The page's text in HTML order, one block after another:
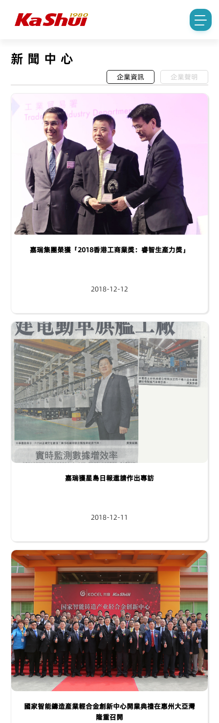
新聞中心
企業資訊 企業聲明
嘉瑞集團榮獲「2018香港工商業獎：睿智生產力獎」
2018-12-12
嘉瑞獲星島日報邀請作出專訪
2018-12-11
國家智能鑄造產業輕合金創新中心開業典禮在惠州大亞灣
隆重召開